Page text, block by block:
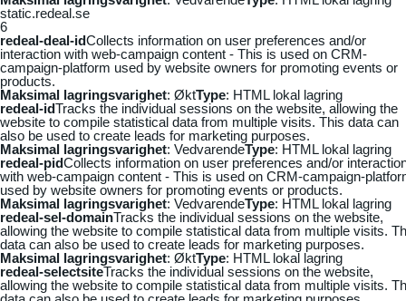
static.redeal.se
6
redeal-deal-idCollects information on user preferences and/or
interaction with web-campaign content - This is used on CRM-
campaign-platform used by website owners for promoting events or
products.
Maksimal lagringsvarighet: ØktType: HTML lokal lagring
redeal-idTracks the individual sessions on the website, allowing the
website to compile statistical data from multiple visits. This data can
also be used to create leads for marketing purposes.
Maksimal lagringsvarighet: VedvarendeType: HTML lokal lagring
redeal-pidCollects information on user preferences and/or
with web-campaign content - This is used on CRM-campaign-
used by website owners for promoting events or products.
Maksimal lagringsvarighet: VedvarendeType: HTML lokal lagring
redeal-sel-domainTracks the individual sessions on the website,
allowing the website to compile statistical data from multiple visits.
data can also be used to create leads for marketing purposes.
Maksimal lagringsvarighet: ØktType: HTML lokal lagring
redeal-selectsiteTracks the individual sessions on the website,
allowing the website to compile statistical data from multiple visits.